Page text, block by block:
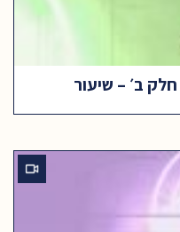
ב׳ – שיעור